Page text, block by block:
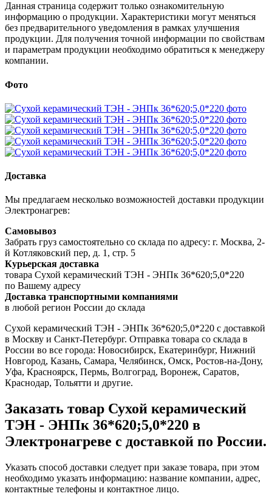
Данная страница содержит только ознакомительную
информацию о продукции. Характеристики могут меняться
без предварительного уведомления в рамках улучшения
продукции. Для получения точной информации по свойствам
и параметрам продукции необходимо обратиться к менеджеру
компании.
Фото
Доставка
Мы предлагаем несколько возможностей доставки продукции
Электронагрев:
Самовывоз
Забрать груз самостоятельно со склада по адресу: г. Москва, 2-
й Котляковский пер, д. 1, стр. 5
Курьерская доставка
товара Сухой керамический ТЭН - ЭНПк 36*620;5,0*220
по Вашему адресу
Доставка транспортными компаниями
в любой регион России до склада
Сухой керамический ТЭН - ЭНПк 36*620;5,0*220 с доставкой
в Москву и Санкт-Петербург. Отправка товара со склада в
России во все города: Новосибирск, Екатеринбург, Нижний
Новгород, Казань, Самара, Челябинск, Омск, Ростов-на-Дону,
Уфа, Красноярск, Пермь, Волгоград, Воронеж, Саратов,
Краснодар, Тольятти и другие.
Заказать товар Сухой керамический
ТЭН - ЭНПк 36*620;5,0*220 в
Электронагреве с доставкой по России.
Указать способ доставки следует при заказе товара, при этом
необходимо указать информацию: название компании, адрес,
контактные телефоны и контактное лицо.